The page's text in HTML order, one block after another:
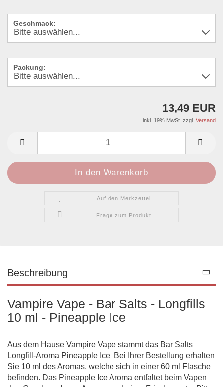
Geschmack:
Packung:
13,49 EUR
inkl. 19% MwSt. zzgl. Versand
Auf den Merkzettel
Frage zum Produkt
Beschreibung
Vampire Vape - Bar Salts - Longfills
10 ml - Pineapple Ice
Aus dem Hause Vampire Vape stammt das Bar Salts
Longfill-Aroma Pineapple Ice. Bei Ihrer Bestellung erhalten
Sie 10 ml des Aromas, welche sich in einer 60 ml Flasche
befinden. Das Pineapple Ice Aroma entfaltet beim Vapen